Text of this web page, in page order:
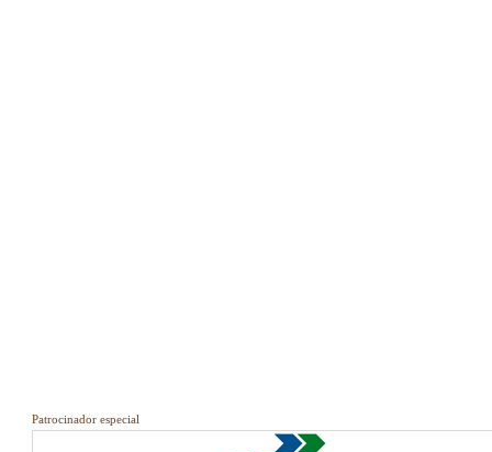
Patrocinador especial